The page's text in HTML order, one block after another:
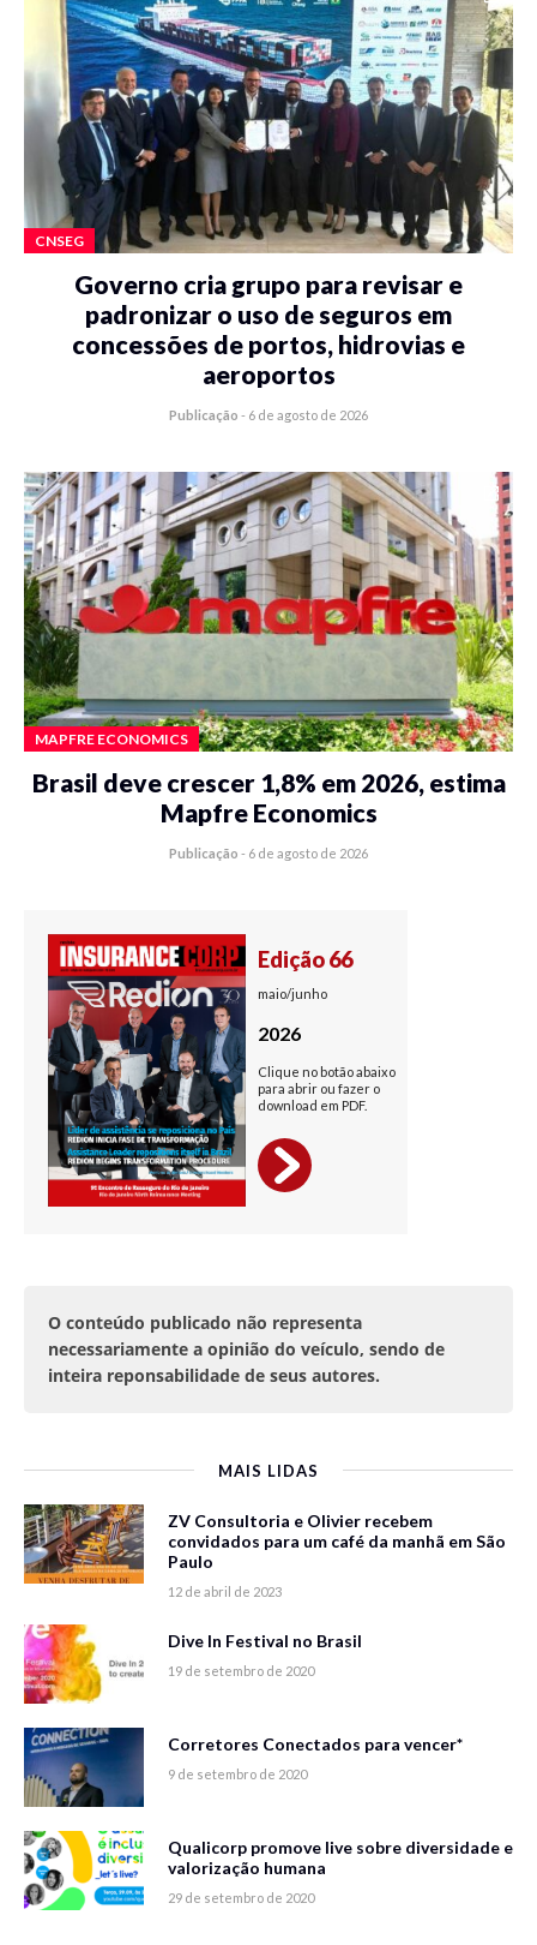
CNSEG
Governo cria grupo para revisar e
padronizar o uso de seguros em
concessões de portos, hidrovias e
aeroportos
Publicação - 6 de agosto de 2026
MAPFRE ECONOMICS
Brasil deve crescer 1,8% em 2026, estima
Mapfre Economics
Publicação - 6 de agosto de 2026
O conteúdo publicado não representa
necessariamente a opinião do veículo, sendo de
inteira reponsabilidade de seus autores.
MAIS LIDAS
ZV Consultoria e Olivier recebem
convidados para um café da manhã em São
Paulo
12 de abril de 2023
Dive In Festival no Brasil
19 de setembro de 2020
Corretores Conectados para vencer*
9 de setembro de 2020
Qualicorp promove live sobre diversidade e
valorização humana
29 de setembro de 2020